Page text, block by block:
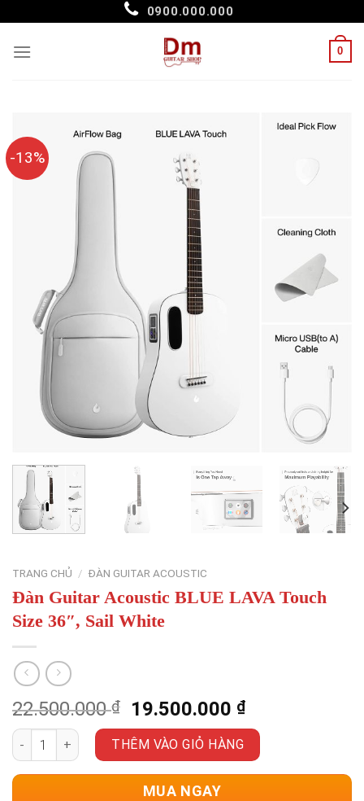
content
0900.000.000
0
-13%
TRANG CHỦ / ĐÀN GUITAR ACOUSTIC
Đàn Guitar Acoustic BLUE LAVA Touch
Size 36″, Sail White
22.500.000₫
Giá
gốc
là:
22.500.000 ₫.
19.500.000 ₫Giá
hiện
là:
19.500.000 ₫.
Đàn Guitar Acoustic BLUE LAVA Touch Size 36", Sail White
THÊM VÀO GIỎ HÀNG
MUA NGAY